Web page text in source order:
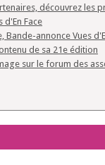
découvrez les
d'En Face
Bande-annonce Vues
de sa 21e édition
sur le forum des